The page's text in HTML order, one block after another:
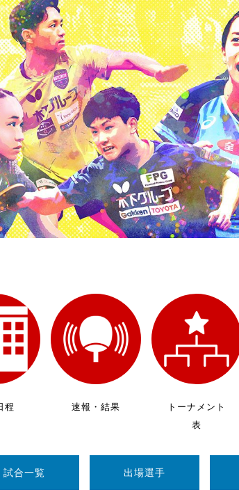
程 速報・結果
トーナメント
表
試合一覧 出場選手